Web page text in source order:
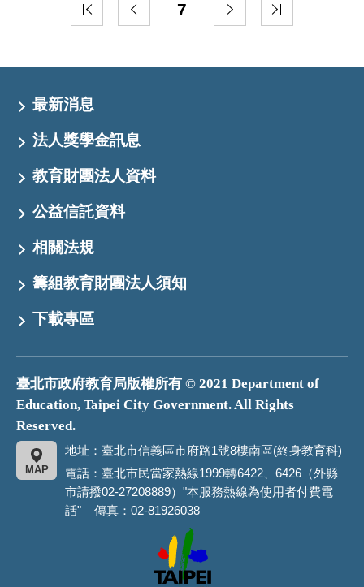
7
最新消息
法人獎學金訊息
教育財團法人資料
公益信託資料
相關法規
籌組教育財團法人須知
下載專區
臺北市政府教育局版權所有 © 2021 Department of
Education, Taipei City Government. All Rights
Reserved.
地址：臺北市信義區市府路1號8樓南區(終身教育科)
MAP
電話：臺北市民當家熱線1999轉6422、6426（外縣
市請撥02-27208889）"本服務熱線為使用者付費電
話" 傳真：02-81926038
市
政